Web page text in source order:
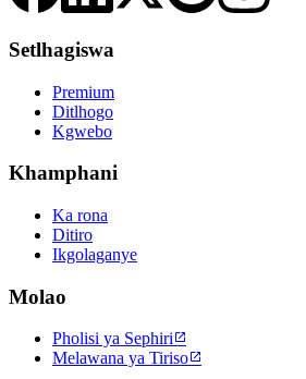
Setlhagiswa
Premium
Ditlhogo
Kgwebo
Khamphani
Ka rona
Ditiro
Ikgolaganye
Molao
Pholisi ya Sephiri
Melawana ya Tiriso